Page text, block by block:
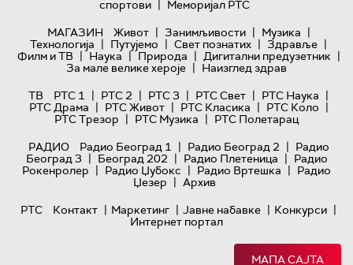
спортови | Меморијал РТС
МАГАЗИН
Живот | Занимљивости | Музика |
Технологијa | Путујемо | Свет познатих | Здравље |
Филм и ТВ | Наука | Природа | Дигитални предузетник |
За мале велике хероје | Наизглед здрав
ТВ
РТС 1 | РТС 2 | РТС 3 | РТС Свет | РТС Наука |
РТС Драма | РТС Живот | РТС Класика | РТС Коло |
РТС Трезор | РТС Музика | РТС Полетарац
РАДИО
Радио Београд 1 | Радио Београд 2 | Радио
Београд 3 | Београд 202 | Радио Плетеница | Радио
Рокенролер | Радио Џубокс | Радио Вртешка | Радио
Џезер | Архив
РТС
Контакт | Маркетинг | Јавне набавке | Конкурси |
Интернет портал
МАПА САЈТА